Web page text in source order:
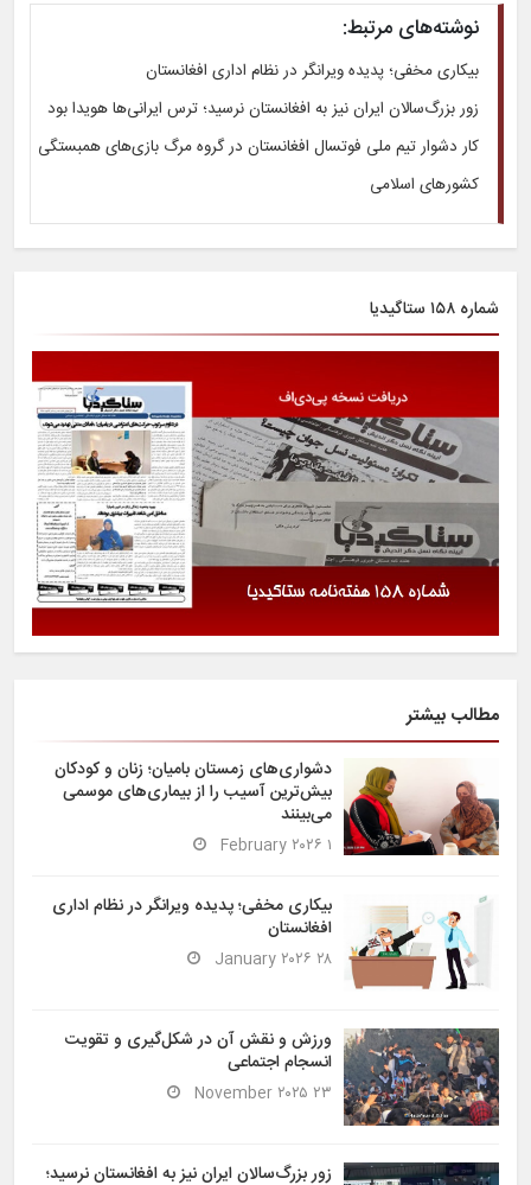
نوشته‌های مرتبط:
بیکاری مخفی؛ پدیده ویرانگر در نظام اداری افغانستان
زور بزرگ‌سالان ایران نیز به افغانستان نرسید؛ ترس ایرانی‌ها هویدا بود
کار دشوار تیم ملی فوتسال افغانستان در گروه مرگ بازی‌های همبستگی
کشورهای اسلامی
شماره ۱۵۸ ستاگیدیا
مطالب بیشتر
دشواری‌های زمستان بامیان؛ زنان و کودکان
بیش‌ترین آسیب را از بیماری‌های موسمی
می‌بینند
۱ February ۲۰۲۶
بیکاری مخفی؛ پدیده ویرانگر در نظام اداری
افغانستان
۲۸ January ۲۰۲۶
ورزش و نقش آن در شکل‌گیری و تقویت
انسجام اجتماعی
۲۳ November ۲۰۲۵
زور بزرگ‌سالان ایران نیز به افغانستان نرسید؛